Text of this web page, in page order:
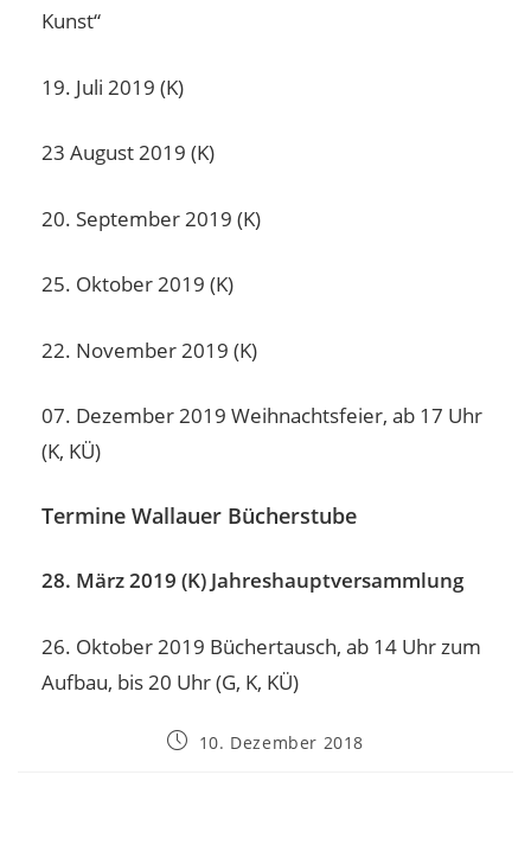
Kunst“
19. Juli 2019 (K)
23 August 2019 (K)
20. September 2019 (K)
25. Oktober 2019 (K)
22. November 2019 (K)
07. Dezember 2019 Weihnachtsfeier, ab 17 Uhr
(K, KÜ)
Termine Wallauer Bücherstube
28. März 2019 (K) Jahreshauptversammlung
26. Oktober 2019 Büchertausch, ab 14 Uhr zum
Aufbau, bis 20 Uhr (G, K, KÜ)
10. Dezember 2018